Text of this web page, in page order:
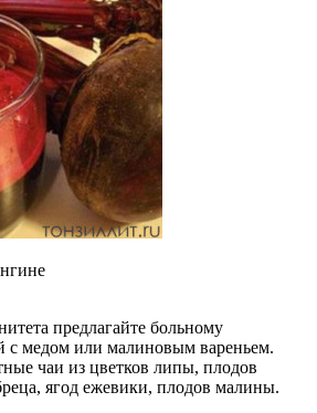
предлагайте больному
с медом или малиновым вареньем.
чаи из цветков липы, плодов
ягод ежевики, плодов малины.